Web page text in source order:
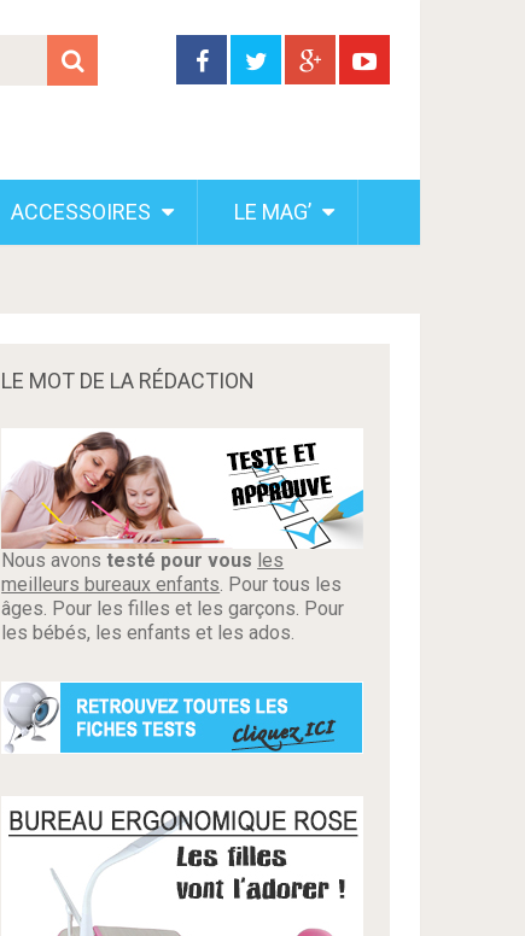
ACCESSOIRES LE MAG’
LE MOT DE LA RÉDACTION
Nous avonstesté pour vous les
meilleurs bureaux enfants. Pour tous les
âges. Pour les filles et les garçons. Pour
les bébés, les enfants et les ados.